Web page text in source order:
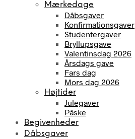
Mærkedage
Dåbsgaver
Konfirmationsgaver
Studentergaver
Bryllupsgave
Valentinsdag 2026
Årsdags gave
Fars dag
Mors dag 2026
Højtider
Julegaver
Påske
Begivenheder
Dåbsgaver